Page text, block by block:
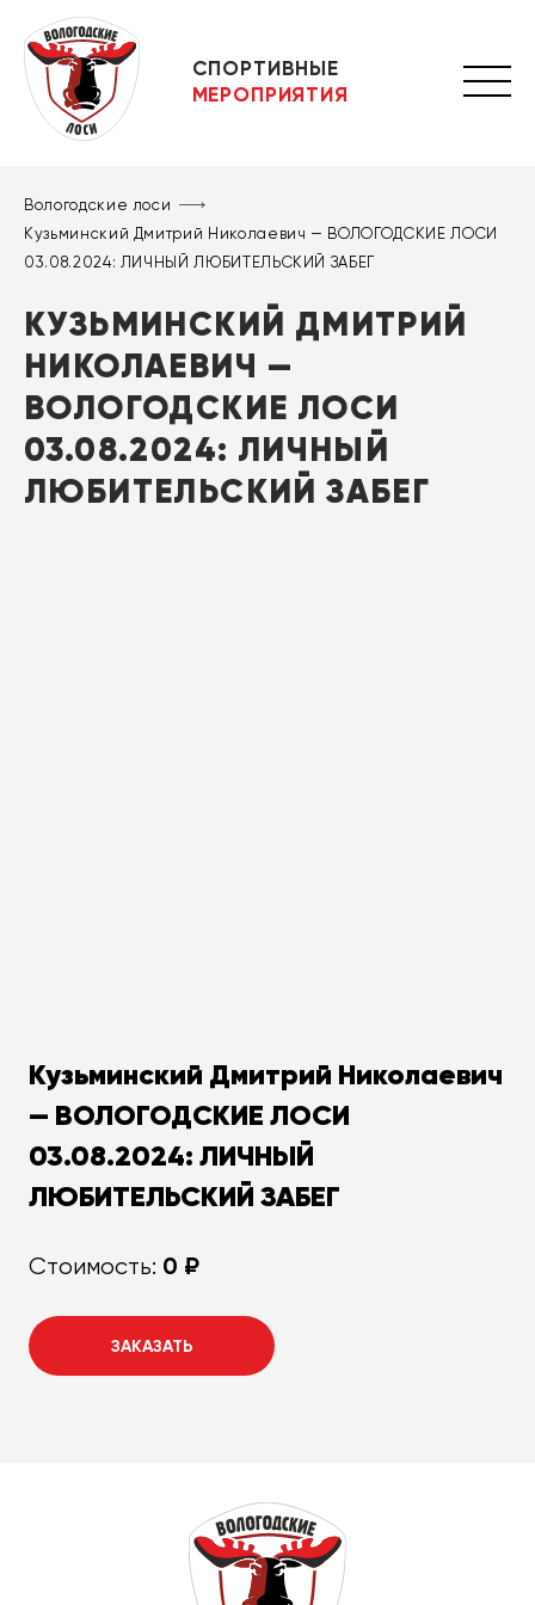
СПОРТИВНЫЕ
МЕРОПРИЯТИЯ
Вологодские лоси
Кузьминский Дмитрий Николаевич — ВОЛОГОДСКИЕ ЛОСИ
03.08.2024: ЛИЧНЫЙ ЛЮБИТЕЛЬСКИЙ ЗАБЕГ
КУЗЬМИНСКИЙ ДМИТРИЙ
НИКОЛАЕВИЧ —
ВОЛОГОДСКИЕ ЛОСИ
03.08.2024: ЛИЧНЫЙ
ЛЮБИТЕЛЬСКИЙ ЗАБЕГ
Кузьминский Дмитрий Николаевич
— ВОЛОГОДСКИЕ ЛОСИ
03.08.2024: ЛИЧНЫЙ
ЛЮБИТЕЛЬСКИЙ ЗАБЕГ
Стоимость: 0 ₽
ЗАКАЗАТЬ